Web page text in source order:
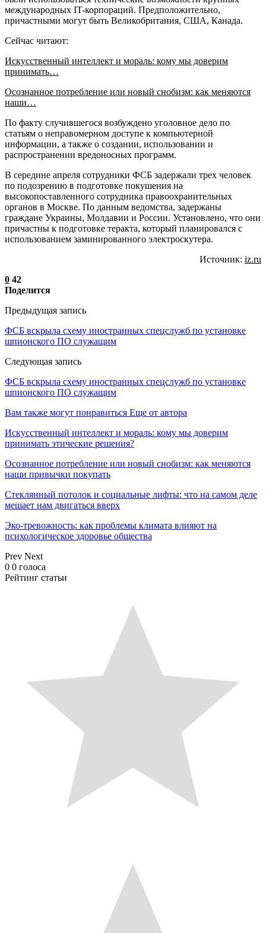
международных IT-корпораций. Предположительно,
причастными могут быть Великобритания, США, Канада.
Сейчас читают:
Искусственный интеллект и мораль: кому мы доверим
принимать…
Осознанное потребление или новый снобизм: как меняются
наши…
По факту случившегося возбуждено уголовное дело по
статьям о неправомерном доступе к компьютерной
информации, а также о создании, использовании и
распространении вредоносных программ.
В середине апреля сотрудники ФСБ задержали трех человек
по подозрению в подготовке покушения на
высокопоставленного сотрудника правоохранительных
органов в Москве. По данным ведомства, задержаны
граждане Украины, Молдавии и России. Установлено, что они
причастны к подготовке теракта, который планировался с
использованием заминированного электроскутера.
Источник: iz.ru
0 42
Поделится
Предыдущая запись
ФСБ вскрыла схему иностранных спецслужб по установке
шпионского ПО служащим
Следующая запись
ФСБ вскрыла схему иностранных спецслужб по установке
шпионского ПО служащим
Вам также могут понравиться Еще от автора
Искусственный интеллект и мораль: кому мы доверим
принимать этические решения?
Осознанное потребление или новый снобизм: как меняются
наши привычки покупать
Стеклянный потолок и социальные лифты: что на самом деле
мешает нам двигаться вверх
Эко-тревожность: как проблемы климата влияют на
психологическое здоровье общества
Prev Next
0 0 голоса
Рейтинг статьи